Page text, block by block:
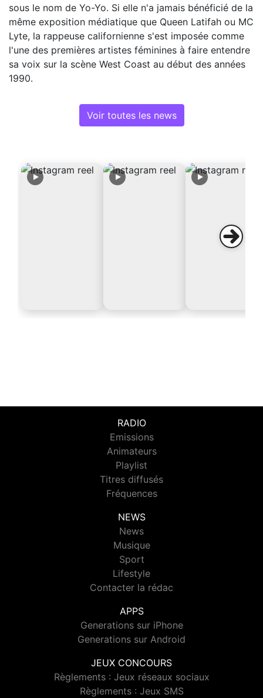
sous le nom de Yo-Yo. Si elle n'a jamais bénéficié de la
même exposition médiatique que Queen Latifah ou MC
Lyte, la rappeuse californienne s'est imposée comme
l'une des premières artistes féminines à faire entendre
sa voix sur la scène West Coast au début des années
1990.
Voir toutes les news
RADIO
Emissions
Animateurs
Playlist
Titres diffusés
Fréquences
NEWS
News
Musique
Sport
Lifestyle
Contacter la rédac
APPS
Generations sur iPhone
Generations sur Android
JEUX CONCOURS
Règlements : Jeux réseaux sociaux
Règlements : Jeux SMS